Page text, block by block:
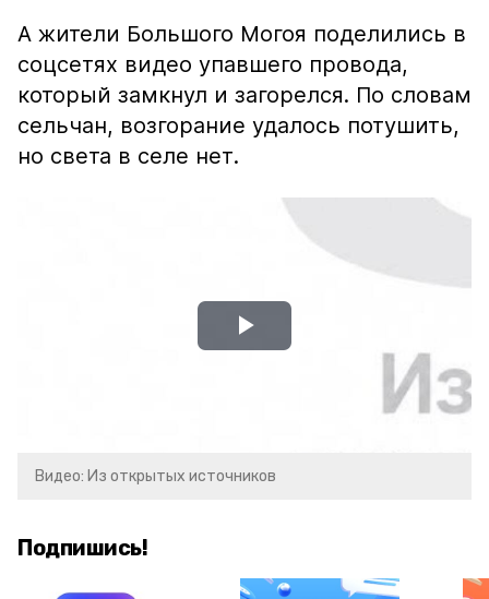
А жители Большого Могоя поделились в
соцсетях видео упавшего провода,
который замкнул и загорелся. По словам
сельчан, возгорание удалось потушить,
но света в селе нет.
Play
Видео: Из открытых источников
Подпишись!